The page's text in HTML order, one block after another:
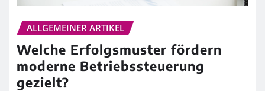
ALLGEMEINER ARTIKEL
Welche Erfolgsmuster fördern
moderne Betriebssteuerung
gezielt?